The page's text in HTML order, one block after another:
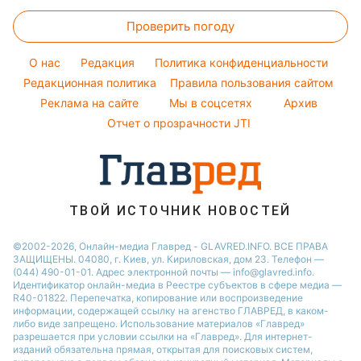
Новости Житомира
Новости Одессы
Окрашивание волос
Кейт Миддлтон
Максим Галкин
Настя Каменских
Виталий Козловский
София Ротару
Ольга Сумская
Оптические иллюзии
Народные приметы
Все о шоу-бизнесе
Простые блюда
Легкие десерты
Напитки
Праздничное меню
Проверить погоду
O нас Редакция
Политика конфиденциальности
Редакционная политика
Правила пользования сайтом
Реклама на сайте
Мы в соцсетях
Архив
Отчет о прозрачности JTI
ТВОЙ ИСТОЧНИК НОВОСТЕЙ
©2002-2026, Онлайн-медиа Главред - GLAVRED.INFO. ВСЕ ПРАВА
ЗАЩИЩЕНЫ. 04080, г. Киев, ул. Кириловская, дом 23. Телефон —
(044) 490-01-01. Адрес электронной почты — info@glavred.info.
Идентификатор онлайн-медиа в Реестре cубъектов в сфере медиа —
R40-01822. Перепечатка, копирование или воспроизведение
информации, содержащей ссылку на агенство ГЛАВРЕД, в каком-
либо виде запрещено. Использование материалов «Главред»
разрешается при условии ссылки на «Главред». Для интернет-
изданий обязательна прямая, открытая для поисковых систем,